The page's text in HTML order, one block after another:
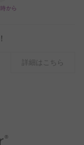
詳細はこちら